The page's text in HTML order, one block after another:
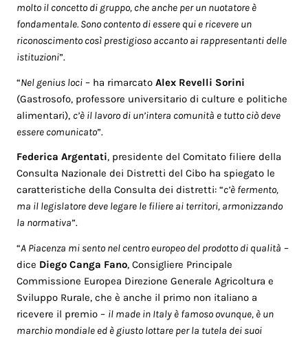
molto il concetto di gruppo, che anche per un nuotatore è
fondamentale. Sono contento di essere qui e ricevere un
riconoscimento così prestigioso accanto ai rappresentanti delle
istituzioni”.
“Nel genius loci – ha rimarcatoAlex Revelli Sorini
(Gastrosofo, professore universitario di culture e politiche
alimentari), c’è il lavoro di un’intera comunità e tutto ciò deve
essere comunicato”.
Federica Argentati, presidente del Comitato filiere della
Consulta Nazionale dei Distretti del Cibo ha spiegato le
caratteristiche della Consulta dei distretti: “c’è fermento,
ma il legislatore deve legare le filiere ai territori, armonizzando
la normativa”.
“A Piacenza mi sento nel centro europeo del prodotto di qualità –
dice Diego Canga Fano, Consigliere Principale
Commissione Europea Direzione Generale Agricoltura e
Sviluppo Rurale, che è anche il primo non italiano a
ricevere il premio – il made in Italy è famoso ovunque, è un
marchio mondiale ed è giusto lottare per la tutela dei suoi